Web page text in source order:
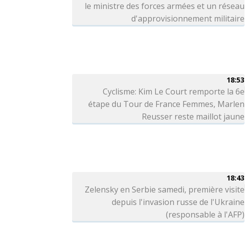
le ministre des forces armées et un réseau
d'approvisionnement militaire
18:53
Cyclisme: Kim Le Court remporte la 6e
étape du Tour de France Femmes, Marlen
Reusser reste maillot jaune
18:43
Zelensky en Serbie samedi, première visite
depuis l'invasion russe de l'Ukraine
(responsable à l'AFP)